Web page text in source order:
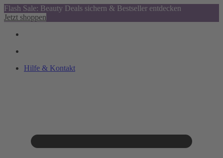
Flash Sale: Beauty Deals sichern & Bestseller entdecken
Jetzt shoppen
Hilfe & Kontakt